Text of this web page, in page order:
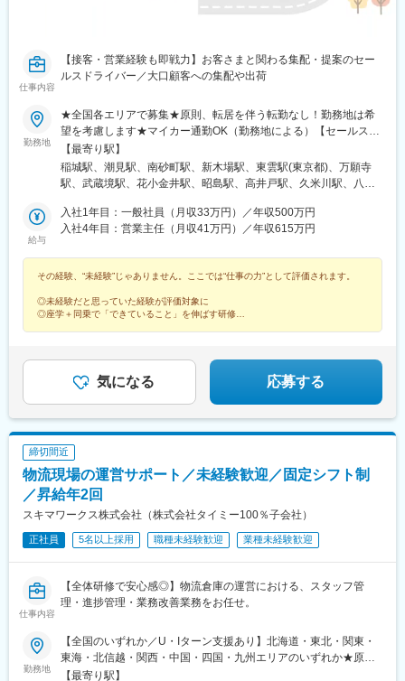
駅、北友田駅、朝地駅、バルーンさが駅、田代駅、相知駅、肥後
(宮崎県)、高鍋駅、三股駅、東旭川駅、倶知安駅、岩見沢駅、新富
士駅(北海道)、根室駅、新川駅(北海道)、環状通東駅、南郷１３丁
目駅、問寒別駅、東室蘭駅、ほしみ駅、深川駅、長都駅、西帯広
重浜駅、磯分内駅、富良野駅、西北見駅、名寄高校駅、桂台駅、
遠軽駅、木古内駅、くりこま高原駅、荒井駅(宮城県)、福田町駅、
泉中央駅、古川駅、東白石駅、泉駅(常磐線)、藤田駅、七日町駅、
泉崎駅、中荒井駅、日立木駅、安達駅、五百川駅、東酒田駅、高
擶駅、置賜駅、山ノ目駅、花巻空港駅(東北本線)、岩手飯岡駅、地
大曲駅(秋田県)、能代駅、西目駅、金谷沢駅、田んぼアート駅、七
戸十和田駅、新青森駅、小中野駅、東陽町駅、東中野駅、神戸駅
仕事内容
【接客・営業経験も即戦力】お客さまと関わる集配・提案のセー
ルスドライバー／大口顧客への集配や出荷
勤務地
★全国各エリアで募集★原則、転居を伴う転勤なし！勤務地は希
望を考慮します★マイカー通勤OK（勤務地による）【セールスド
ライバー】【ルート（輸送）ドライバー】■関東エリア東京、埼
玉、神奈川、栃木、群馬、千葉、茨城■東海エリア愛知、三重、岐
阜、静岡■甲信越エリア新潟、長野、山梨■北陸エリア石川、福
国・四国エリア香川、愛媛、高知、徳島、広島、島根、岡山、山
口、鳥取■九州エリア福岡、長崎、大分、佐賀、熊本、鹿児島、沖
秋田、青森
【最寄り駅】
稲城駅、潮見駅、南砂町駅、新木場駅、東雲駅(東京都)、万願寺
駅、武蔵境駅、花小金井駅、昭島駅、高井戸駅、久米川駅、八王
駅、永田駅(埼玉県)、鳩ケ谷駅、鳥浜駅、高座渋谷駅、踊場駅、新
羽駅、羽沢横浜国大駅、中野島駅、武蔵新城駅、相模大野駅、秦
駅、細谷駅(群馬県)、松飛台駅、成田空港駅(鉄道)、スポーツセン
ター駅、千葉みなと駅、誉田駅、神立駅、みどりの駅、南栗橋
駅、赤塚駅、下館駅、延方駅、常陸鴻巣駅、日立駅、佐古木駅、
三河安城駅、萩原駅(愛知県)、北岡崎駅、石仏駅、田県神社前駅、
駅、三河一宮駅、竹村駅、港区役所駅、新守山駅、尾張星の宮
駅、本郷駅(愛知県)、佐那具駅、朝熊駅、亀山駅(三重県)、霞ケ浦
めり駅、藤枝駅、静岡駅、草薙駅(東海道本線)、袋井駅、西焼津
駅、上島駅、須津駅、南吉田駅、糸魚川駅、春日山駅、小針駅、
中条駅、宮内駅(新潟県)、魚沼丘陵駅、茨目駅、伊那北駅、広丘
駅、岩村田駅、村山駅(長野県)、信濃常盤駅、田中駅、切石駅、常
永駅、春日居町駅、東桂駅、動橋駅、三ツ屋駅、笠師保駅、松任
良宜駅、ＪＲ総持寺駅、豊川駅(大阪府)、羽倉崎駅、松ノ浜駅、藤
新宮駅、芳養駅、船戸駅、西田原本駅、吉野口駅、郡山駅(奈良
県)、長柄駅、大山崎駅、馬堀駅、峰山駅、篠原駅(滋賀県)、多賀
岐塩屋駅、片原町駅(香川県)、三本松駅(香川県)、北伊予駅、伊予
富田駅、平田駅(高知県)、多ノ郷駅、布師田駅、撫養駅、川原石
駅、伴中央駅、広島港・宇品駅、本郷駅(広島県)、八本松駅、東福
給与
入社1年目：一般社員（月収33万円）／年収500万円
入社4年目：営業主任（月収41万円）／年収615万円
その経験、“未経験”じゃありません。ここでは“仕事の力”として評価されます。
◎未経験だと思っていた経験が評価対象に
◎座学＋同乗で「できていること」を伸ばす研修
気になる 応募する
締切間近
物流現場の運営サポート／未経験歓迎／固定シフト制
／昇給年2回
スキマワークス株式会社（株式会社タイミー100％子会社）
正社員 5名以上採用 職種未経験歓迎 業種未経験歓迎
仕事内容
【全体研修で安心感◎】物流倉庫の運営における、スタッフ管
理・進捗管理・業務改善業務をお任せ。
勤務地
【全国のいずれか／U・Iターン支援あり】北海道・東北・関東・
東海・北信越・関西・中国・四国・九州エリアのいずれか★原
則、ご自宅から通勤90分圏内への配属予定（希望勤務エリア考慮
【最寄り駅】